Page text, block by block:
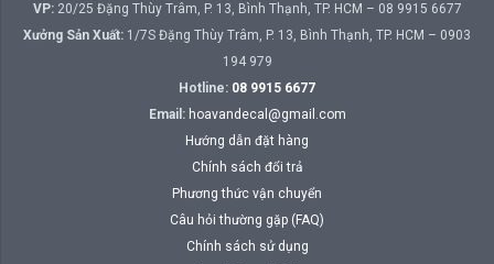
VP:20/25 Đặng Thùy Trâm, P. 13, Bình Thạnh, TP. HCM – 08 9915 6677
Xưởng Sản Xuất: 1/7S Đặng Thùy Trâm, P. 13, Bình Thạnh, TP. HCM – 0903
194 979
Hotline: 08 9915 6677
Email: hoavandecal@gmail.com
Hướng dẫn đặt hàng
Chính sách đổi trả
Phương thức vận chuyển
Câu hỏi thường gặp (FAQ)
Chính sách sử dụng